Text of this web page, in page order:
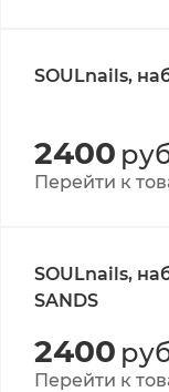
SOULnails,
2400
Перейти к
SOULnails,
SANDS
2400
Перейти к